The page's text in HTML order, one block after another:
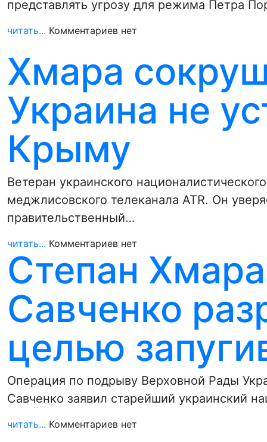
представлять угрозу для режима Петра
читать... Комментариев нет
Хмара
Украина не
Крыму
Ветеран украинского
меджлисовского телеканала ATR. Он
правительственный…
читать... Комментариев нет
Степан
Савченко
целью
Операция по подрыву Верховной Рады
Савченко заявил старейший украинский
читать... Комментариев нет